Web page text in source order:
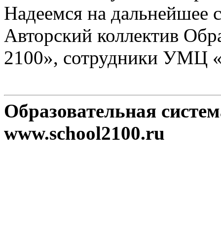
Надеемся на дальнейшее
Авторский коллектив
2100», сотрудники УМЦ
Образовательная
www.school2100.ru